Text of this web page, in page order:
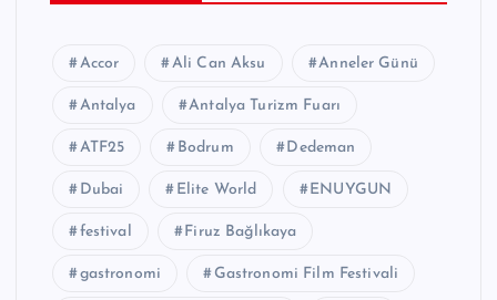
Accor Ali Can Aksu Anneler Günü
Antalya Antalya Turizm Fuarı
ATF25 Bodrum Dedeman
Dubai Elite World ENUYGUN
festival Firuz Bağlıkaya
gastronomi Gastronomi Film Festivali